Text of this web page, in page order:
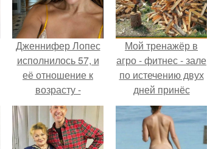
Дженнифер Лопес
исполнилось 57, и
её отношение к
возрасту -
настоящий
манифест
уверенности: "не
Мой тренажёр в
агро - фитнес - зале
по истечению двух
дней принёс
ощутимый
результат.